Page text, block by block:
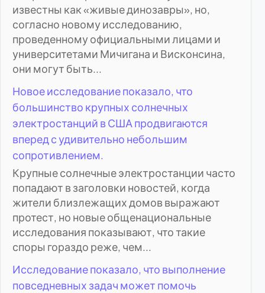
известны как «живые динозавры», но,
согласно новому исследованию,
проведенному официальными лицами и
университетами Мичигана и Висконсина,
они могут быть...
Новое исследование показало, что
большинство крупных солнечных
электростанций в США продвигаются
вперед с удивительно небольшим
сопротивлением.
Крупные солнечные электростанции часто
попадают в заголовки новостей, когда
жители близлежащих домов выражают
протест, но новые общенациональные
исследования показывают, что такие
споры гораздо реже, чем...
Исследование показало, что выполнение
повседневных задач может помочь